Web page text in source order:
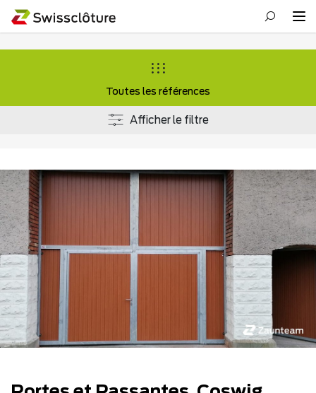
Toutes les références
Afficher le filtre